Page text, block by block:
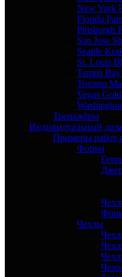
New York
Florida
Pittsburgh
San Jose
Seattle
St. Louis
Tampa
Toronto
Vegas
Тренажёры
Индивидуальный
Примеры работ
Форма
Чехлы